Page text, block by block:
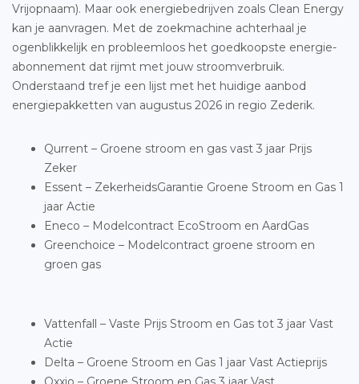
Vrijopnaam). Maar ook energiebedrijven zoals Clean Energy
kan je aanvragen. Met de zoekmachine achterhaal je
ogenblikkelijk en probleemloos het goedkoopste energie-
abonnement dat rijmt met jouw stroomverbruik.
Onderstaand tref je een lijst met het huidige aanbod
energiepakketten van augustus 2026 in regio Zederik.
Qurrent – Groene stroom en gas vast 3 jaar Prijs
Zeker
Essent – ZekerheidsGarantie Groene Stroom en Gas 1
jaar Actie
Eneco – Modelcontract EcoStroom en AardGas
Greenchoice – Modelcontract groene stroom en
groen gas
Vattenfall – Vaste Prijs Stroom en Gas tot 3 jaar Vast
Actie
Delta – Groene Stroom en Gas 1 jaar Vast Actieprijs